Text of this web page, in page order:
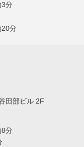
3分
20分
田部ビル 2F
8分